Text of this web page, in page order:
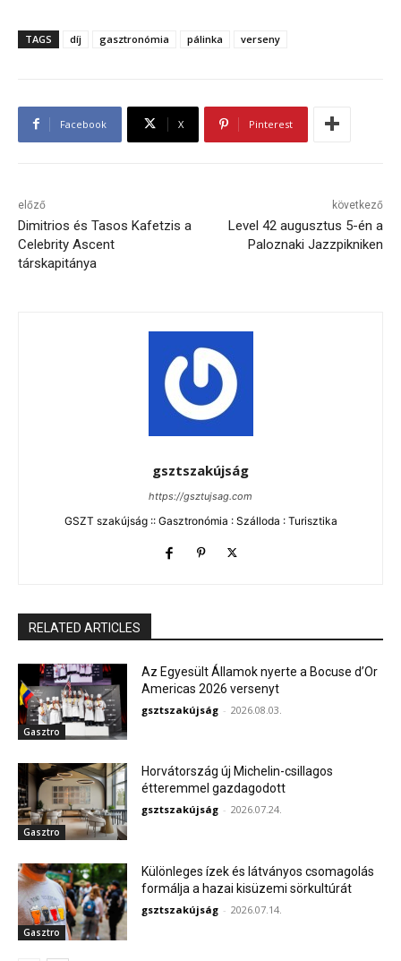
TAGS díj gasztronómia pálinka verseny
Facebook X Pinterest
előző
Dimitrios és Tasos Kafetzis a
Celebrity Ascent
társkapitánya
következő
Level 42 augusztus 5-én a
Paloznaki Jazzpikniken
gsztszakújság
https://gsztujsag.com
GSZT szakújság :: Gasztronómia : Szálloda : Turisztika
RELATED ARTICLES
Gasztro
Az Egyesült Államok nyerte a Bocuse d’Or
Americas 2026 versenyt
gsztszakújság - 2026.08.03.
Gasztro
Horvátország új Michelin-csillagos
étteremmel gazdagodott
gsztszakújság - 2026.07.24.
Gasztro
Különleges ízek és látványos csomagolás
formálja a hazai kisüzemi sörkultúrát
gsztszakújság - 2026.07.14.